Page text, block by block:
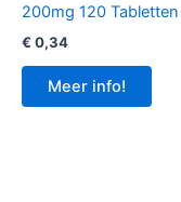
200mg 120 Tabletten
€ 0,34
Meer info!